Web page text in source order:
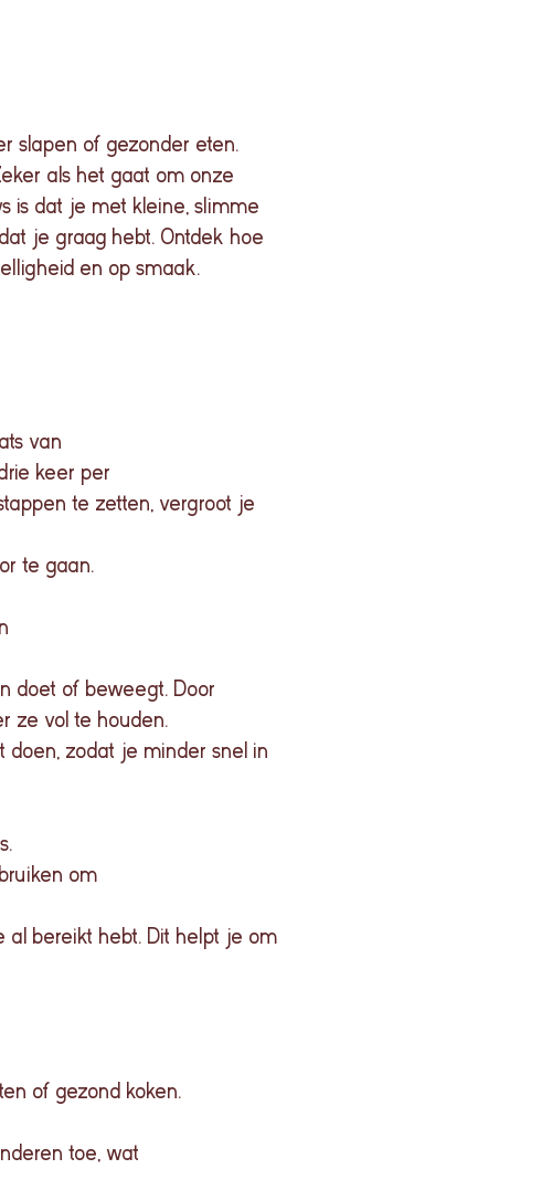
slapen of gezonder eten.
als het gaat om onze
is dat je met kleine, slimme
je graag hebt. Ontdek hoe
en op smaak.
van
keer per
te zetten, vergroot je
te gaan.
doet of beweegt. Door
ze vol te houden.
zodat je minder snel in
om
al bereikt hebt. Dit helpt je om
of gezond koken.
toe, wat